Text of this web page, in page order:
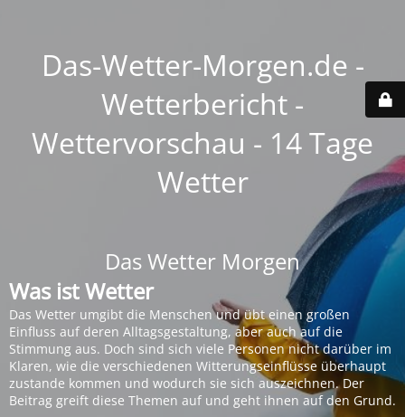
Das-Wetter-Morgen.de -
Wetterbericht -
Wettervorschau - 14 Tage
Wetter
Das Wetter Morgen
Was ist Wetter
Das Wetter umgibt die Menschen und übt einen großen
Einfluss auf deren Alltagsgestaltung, aber auch auf die
Stimmung aus. Doch sind sich viele Personen nicht darüber im
Klaren, wie die verschiedenen Witterungseinflüsse überhaupt
zustande kommen und wodurch sie sich auszeichnen. Der
Beitrag greift diese Themen auf und geht ihnen auf den Grund.